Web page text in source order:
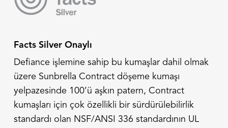
Facts Silver Onaylı
Defiance işlemine sahip bu kumaşlar dahil olmak
üzere Sunbrella Contract döşeme kumaşı
yelpazesinde 100’ü aşkın patern, Contract
kumaşları için çok özellikli bir sürdürülebilirlik
standardı olan NSF/ANSI 336 standardının UL